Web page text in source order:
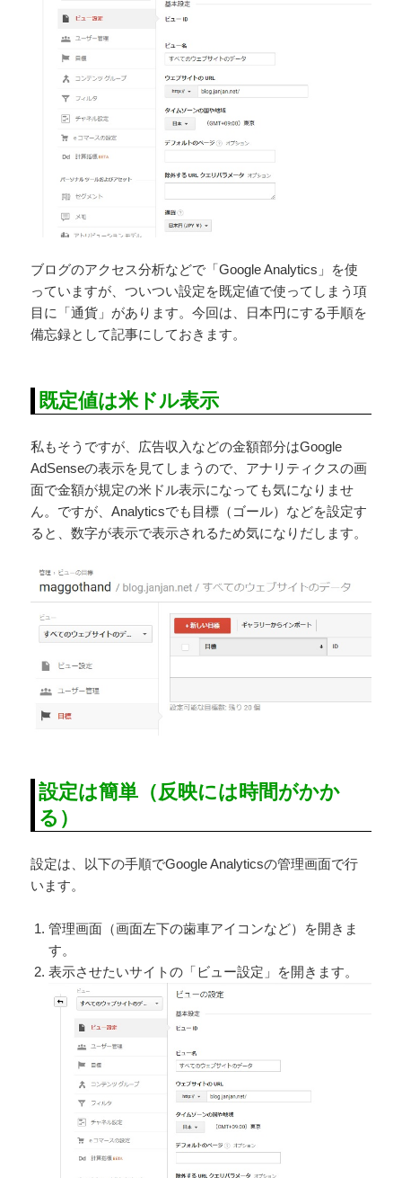
ブログのアクセス分析などで「Google Analytics」を使
っていますが、ついつい設定を既定値で使ってしまう項
目に「通貨」があります。今回は、日本円にする手順を
備忘録として記事にしておきます。
既定値は米ドル表示
私もそうですが、広告収入などの金額部分はGoogle
AdSenseの表示を見てしまうので、アナリティクスの画
面で金額が規定の米ドル表示になっても気になりませ
ん。ですが、Analyticsでも目標（ゴール）などを設定す
ると、数字が表示で表示されるため気になりだします。
設定は簡単（反映には時間がかか
る）
設定は、以下の手順でGoogle Analyticsの管理画面で行
います。
管理画面（画面左下の歯車アイコンなど）を開きま
す。
表示させたいサイトの「ビュー設定」を開きます。